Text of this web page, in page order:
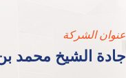
عنوان الشركة
جادة الشيخ محمد